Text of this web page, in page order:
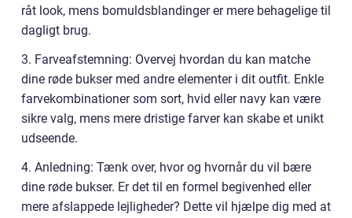
råt look, mens bomuldsblandinger er mere behagelige til
dagligt brug.
3. Farveafstemning: Overvej hvordan du kan matche
dine røde bukser med andre elementer i dit outfit. Enkle
farvekombinationer som sort, hvid eller navy kan være
sikre valg, mens mere dristige farver kan skabe et unikt
udseende.
4. Anledning: Tænk over, hvor og hvornår du vil bære
dine røde bukser. Er det til en formel begivenhed eller
mere afslappede lejligheder? Dette vil hjælpe dig med at